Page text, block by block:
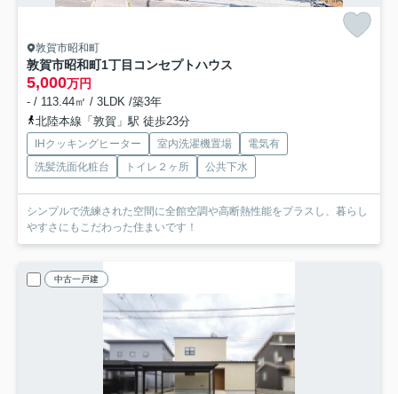
敦賀市昭和町
敦賀市昭和町1丁目コンセプトハウス
5,000万円
- / 113.44㎡ / 3LDK /築3年
北陸本線「敦賀」駅 徒歩23分
IHクッキングヒーター 室内洗濯機置場
電気有
洗髪洗面化粧台
トイレ２ヶ所 公共下水
シンプルで洗練された空間に全館空調や高断熱性能をプラスし、暮らし
やすさにもこだわった住まいです！
中古一戸建